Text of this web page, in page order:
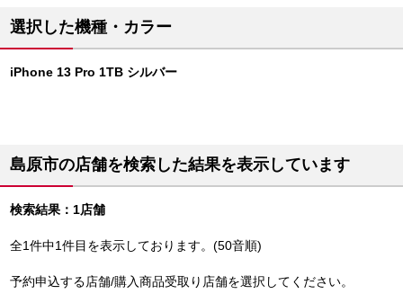
選択した機種・カラー
iPhone 13 Pro 1TB シルバー
島原市の店舗を検索した結果を表示しています
検索結果：1店舗
全1件中1件目を表示しております。(50音順)
予約申込する店舗/購入商品受取り店舗を選択してください。